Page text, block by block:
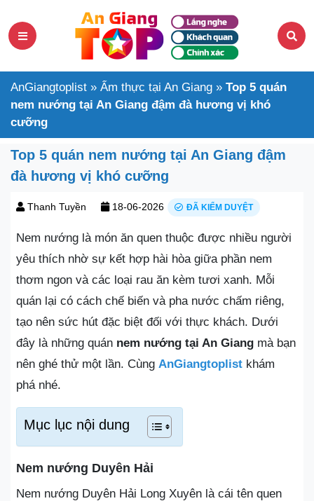
AnGiangtoplist » Ẩm thực tại An Giang » Top 5 quán
nem nướng tại An Giang đậm đà hương vị khó
cưỡng
Top 5 quán nem nướng tại An Giang đậm
đà hương vị khó cưỡng
Thanh Tuyền 18-06-2026 ĐÃ KIỂM DUYỆT
Nem nướng là món ăn quen thuộc được nhiều người
yêu thích nhờ sự kết hợp hài hòa giữa phần nem
thơm ngon và các loại rau ăn kèm tươi xanh. Mỗi
quán lại có cách chế biến và pha nước chấm riêng,
tạo nên sức hút đặc biệt đối với thực khách. Dưới
đây là những quán nem nướng tại An Giang mà bạn
nên ghé thử một lần. Cùng AnGiangtoplist khám
phá nhé.
Mục lục nội dung
Nem nướng Duyên Hải
Nem nướng Duyên Hải Long Xuyên là cái tên quen